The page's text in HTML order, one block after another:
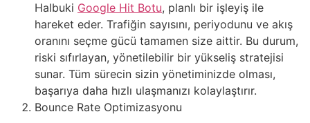
Halbuki Google Hit Botu, planlı bir işleyiş ile
hareket eder. Trafiğin sayısını, periyodunu ve akış
oranını seçme gücü tamamen size aittir. Bu durum,
riski sıfırlayan, yönetilebilir bir yükseliş stratejisi
sunar. Tüm sürecin sizin yönetiminizde olması,
başarıya daha hızlı ulaşmanızı kolaylaştırır.
Bounce Rate Optimizasyonu